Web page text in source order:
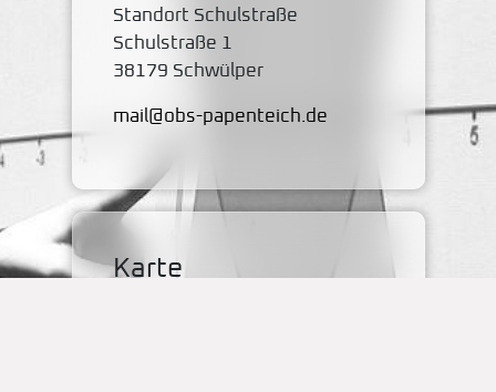
Standort Schulstraße
Schulstraße 1
38179 Schwülper
mail@obs-papenteich.de
Karte